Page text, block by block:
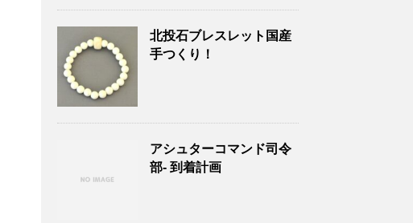
北投石ブレスレット国産
手つくり！
アシュターコマンド司令
部- 到着計画